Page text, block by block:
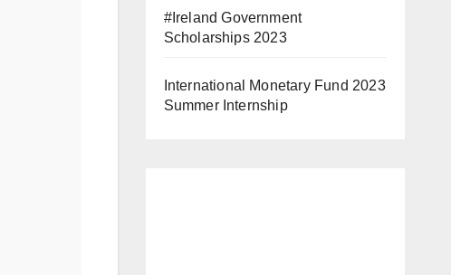
#Ireland Government
Scholarships 2023
International Monetary Fund 2023
Summer Internship